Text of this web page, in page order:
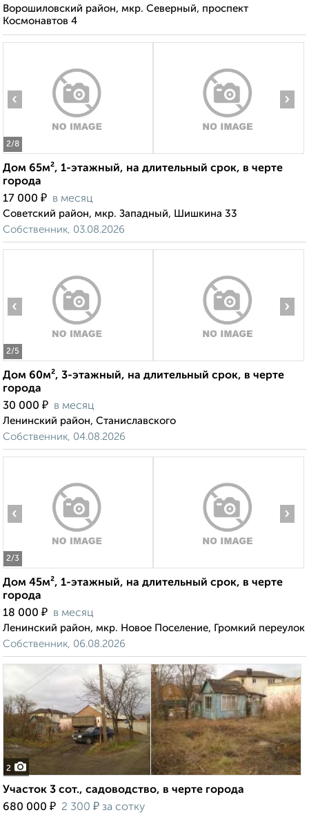
Ворошиловский район, мкр. Северный, проспект
Космонавтов 4
2/8
‹ ›
Дом 65м², 1-этажный, на длительный срок, в черте
города
17 000 ₽ в месяц
Советский район, мкр. Западный, Шишкина 33
Собственник, 03.08.2026
2/5
‹ ›
Дом 60м², 3-этажный, на длительный срок, в черте
города
30 000 ₽ в месяц
Ленинский район, Станиславского
Собственник, 04.08.2026
2/3
‹ ›
Дом 45м², 1-этажный, на длительный срок, в черте
города
18 000 ₽ в месяц
Ленинский район, мкр. Новое Поселение, Громкий переулок
Собственник, 06.08.2026
2
Участок 3 сот., садоводство, в черте города
680 000 ₽ 2 300 ₽ за сотку